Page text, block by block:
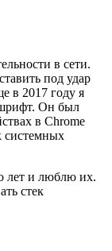
в сети.
под удар
в 2017 году я
Он был
в Chrome
системных
лет и люблю их.
стек